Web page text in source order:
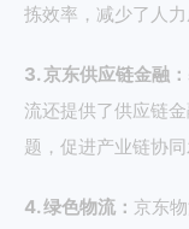
拣效率，减少了人力
3. 京东供应链金融：
流还提供了供应链
题，促进产业链协同
4. 绿色物流： 京东